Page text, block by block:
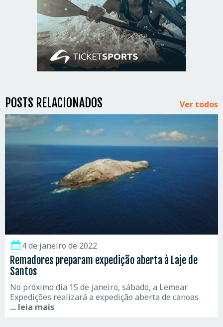
POSTS RELACIONADOS Ver todos
4 de janeiro de 2022
Remadores preparam expedição aberta à Laje de
Santos
No próximo dia 15 de janeiro, sábado, a Lemear
Expedições realizará a expedição aberta de canoas
... leia mais